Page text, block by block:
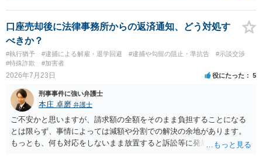
でしょう。
口座売却後に法律事務所からの返済通知、どう対処す
べきか？
#執行猶予 #逮捕による解雇・退学回避 #逮捕や勾留の阻止・準抗告
#示談交渉
#特殊詐欺
#加害者
2026年7月23日 役にたった 5
刑事事件に強い弁護士
本庄 卓磨 弁護士
ご不安かと思いますが、請求額の全額をそのまま負担することになる
とは限らず、事情によっては減額や分割での解決の余地があります。
もっとも、何も対応をしないまま放置すると訴訟等に発展してしまう